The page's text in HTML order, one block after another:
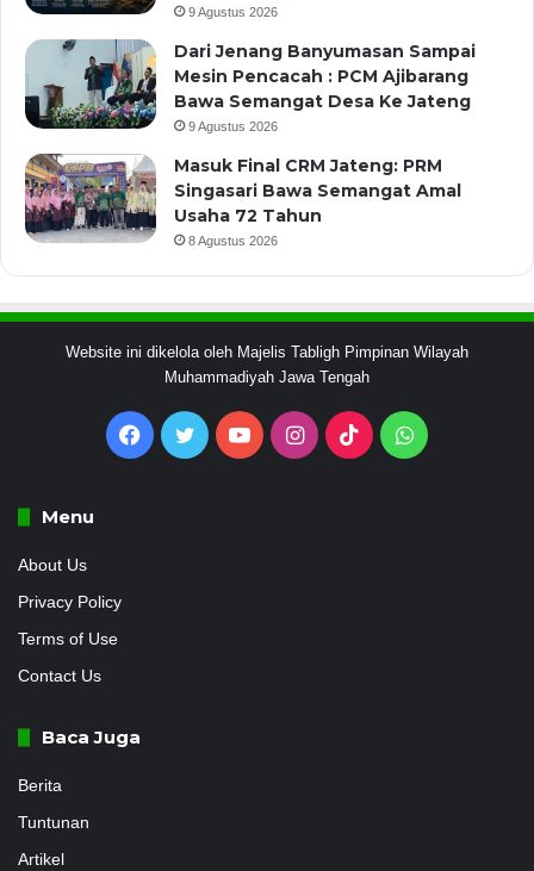
9 Agustus 2026
Dari Jenang Banyumasan Sampai
Mesin Pencacah : PCM Ajibarang
Bawa Semangat Desa Ke Jateng
9 Agustus 2026
Masuk Final CRM Jateng: PRM
Singasari Bawa Semangat Amal
Usaha 72 Tahun
8 Agustus 2026
Website ini dikelola oleh Majelis Tabligh Pimpinan Wilayah
Muhammadiyah Jawa Tengah
Facebook
Twitter YouTubeInstagram
TikTokWhatsApp
Menu
About Us
Privacy Policy
Terms of Use
Contact Us
Baca Juga
Berita
Tuntunan
Artikel